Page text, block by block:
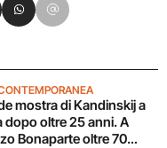
mostra di Kandinskij a
dopo oltre 25 anni. A
Bonaparte oltre 70